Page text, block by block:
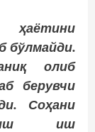
бўлмайди.
олиб
берувчи
Соҳани
иш